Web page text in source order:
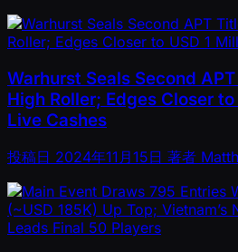
Warhurst Seals Second
High Roller; Edges Closer
Live Cashes
投稿日 2024年11月15日 著者